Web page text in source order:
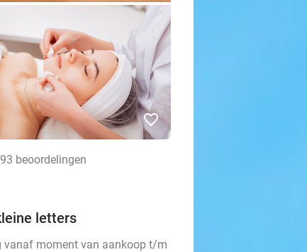
favorite_border
beoordelingen
letters
vanaf moment van aankoop t/m